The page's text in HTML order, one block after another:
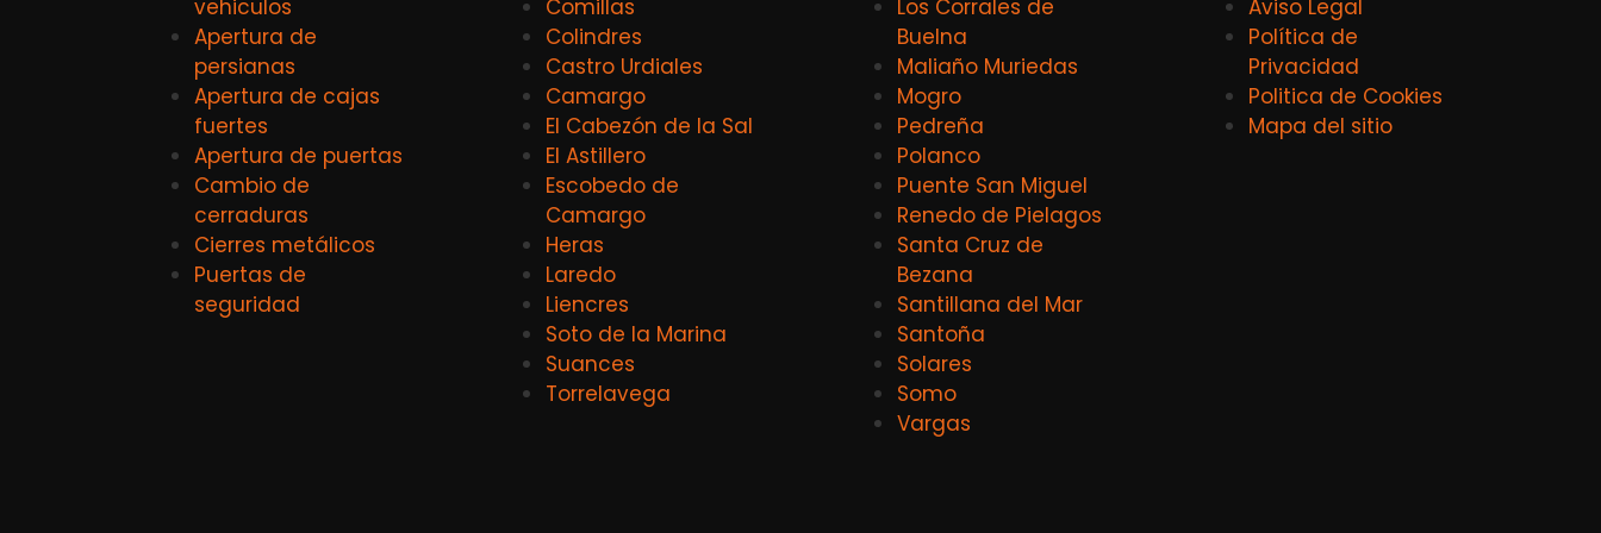
vehiculos
Apertura de
persianas
Apertura de cajas
fuertes
Apertura de puertas
Cambio de
cerraduras
Cierres metálicos
Puertas de
seguridad
Comillas
Colindres
Castro Urdiales
Camargo
El Cabezón de la Sal
El Astillero
Escobedo de
Camargo
Heras
Laredo
Liencres
Soto de la Marina
Suances
Torrelavega
Los Corrales de
Buelna
Maliaño Muriedas
Mogro
Pedreña
Polanco
Puente San Miguel
Renedo de Pielagos
Santa Cruz de
Bezana
Santillana del Mar
Santoña
Solares
Somo
Vargas
Aviso Legal
Política de
Privacidad
Politica de Cookies
Mapa del sitio